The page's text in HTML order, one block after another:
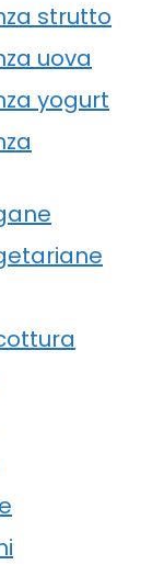
strutto
uova
yogurt